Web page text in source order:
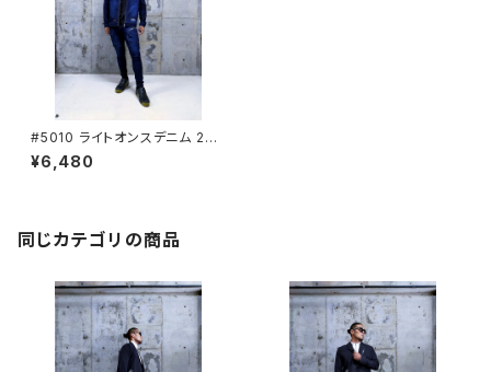
#5010 ライトオンスデニム 2wa
yストレッチワークジャケット I
Z FRONTIER[アイズフロンティ
¥6,480
同じカテゴリの商品